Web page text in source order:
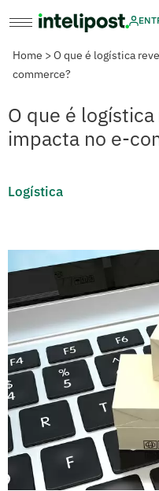
Home > O que é logística
commerce?
O que é
impacta no e-
Logística